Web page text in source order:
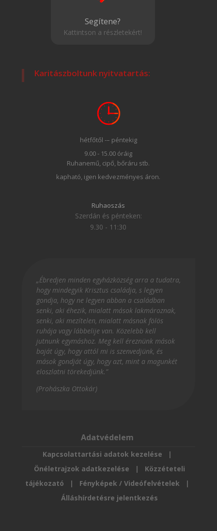
Segítene?
Kattintson a részletekért!
Karitászboltunk nyitvatartás:
hétfőtől -– péntekig
9.00 - 15.00 óráig
Ruhanemű, cipő, bőráru stb.
kapható, igen kedvezményes áron.
Ruhaoszás
Szerdán és pénteken:
9.30 - 11:30
„Ébredjen minden egyházközség arra a tudatra,
hogy mindegyik Krisztus családja, s legyen
gondja, hogy ne legyen abban a családban
senki, aki éhezik, mialatt mások lakmároznak,
senki, aki mezítelen, mialatt másnak fölös
ruhája vagy lábbelije van. Közelebb kell
jutnunk egymáshoz. Meg kell éreznünk mások
baját úgy, hogy attól mi is szenvedjünk, és
mások gondját úgy, hogy azt, mint a magunkét
eloszlatni törekedjünk.”
(Prohászka Ottokár)
Adatvédelem
Kapcsolattartási adatok kezelése |
Önéletrajzok adatkezelése
| Közzéteteli
tájékozató | Fényképek / Videófelvételek |
Álláshírdetésre jelentkezés